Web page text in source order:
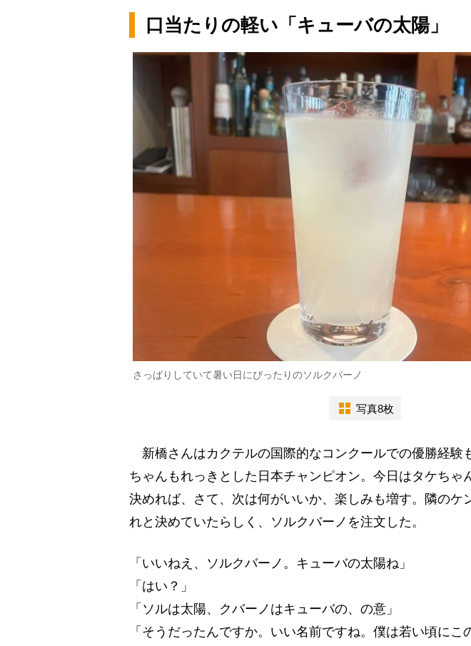
口当たりの軽い「キューバの太陽」
さっぱりしていて暑い日にぴったりのソルクバーノ
写真8枚
新橋さんはカクテルの国際的なコンクールでの優勝経験
ちゃんもれっきとした日本チャンピオン。今日はタケちゃ
決めれば、さて、次は何がいいか、楽しみも増す。隣のケ
れと決めていたらしく、ソルクバーノを注文した。
「いいねえ、ソルクバーノ。キューバの太陽ね」
「はい？」
「ソルは太陽、クバーノはキューバの、の意」
「そうだったんですか。いい名前ですね。僕は若い頃にこ